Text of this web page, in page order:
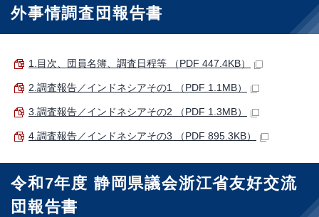
外事情調査団報告書
1.目次、団員名簿、調査日程等 （PDF 447.4KB）
2.調査報告／インドネシアその1 （PDF 1.1MB）
3.調査報告／インドネシアその2 （PDF 1.3MB）
4.調査報告／インドネシアその3 （PDF 895.3KB）
令和7年度 静岡県議会浙江省友好交流
団報告書